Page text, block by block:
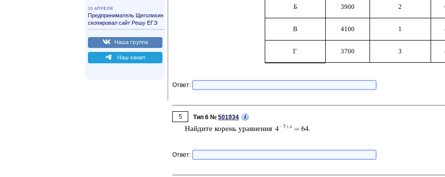
10 АП­РЕ­ЛЯ
Пред­при­ни­ма­тель Ще­го­ли­хин
ско­пи­ро­вал сайт Решу ЕГЭ
Наша груп­па
Наш канал
Б 3900 2
В 4100 1
Г 3700 3
Ответ:
5 Тип 6 № 501934 i
Най­ди­те ко­рень урав­не­ния
Ответ: